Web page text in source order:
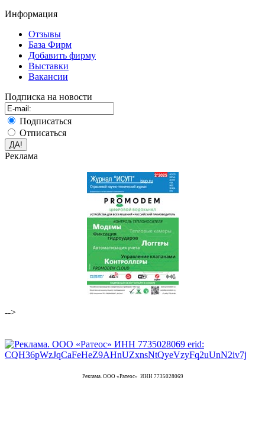
Информация
Отзывы
База Фирм
Добавить фирму
Выставки
Вакансии
Подписка на новости
Подписаться
Отписаться
Реклама
-->
Реклама. ООО «Ратеос» ИНН 7735028069